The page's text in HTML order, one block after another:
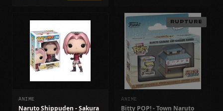
ANIME
Naruto Shippuden - Sakura
RUPTURE
ANIME
Bitty POP! - Town Naruto